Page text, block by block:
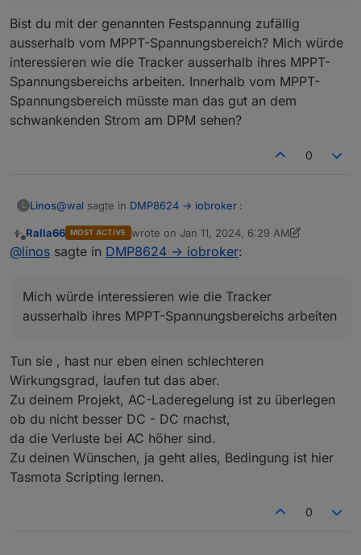
Bist du mit der genannten Festspannung zufällig
ausserhalb vom MPPT-Spannungsbereich? Mich würde
interessieren wie die Tracker ausserhalb ihres MPPT-
Spannungsbereichs arbeiten. Innerhalb vom MPPT-
Spannungsbereich müsste man das gut an dem
schwankenden Strom am DPM sehen?
0
L Linos@wal sagte in DMP8624 -> iobroker :
@ralla66,
er vom aktuellen Verbrauch und nähert sich
langsam an bis die errechnete Leitung gegen 0
ausserhalb vom MPPT-Spannungsbereich? Mich würde
Spannungsbereichs arbeiten. Innerhalb vom MPPT-
schwankenden Strom am DPM sehen?
Offline
Ralla66 MOST ACTIVE wrote on Jan 11, 2024, 6:29 AM
last edited by Ralla66Jan 11, 2024, 7:32 AM
@linos sagte in DMP8624 -> iobroker:
Mich würde interessieren wie die Tracker
ausserhalb ihres MPPT-Spannungsbereichs arbeiten
Tun sie , hast nur eben einen schlechteren
Wirkungsgrad, laufen tut das aber.
Zu deinem Projekt, AC-Laderegelung ist zu überlegen
ob du nicht besser DC - DC machst,
da die Verluste bei AC höher sind.
Zu deinen Wünschen, ja geht alles, Bedingung ist hier
Tasmota Scripting lernen.
0